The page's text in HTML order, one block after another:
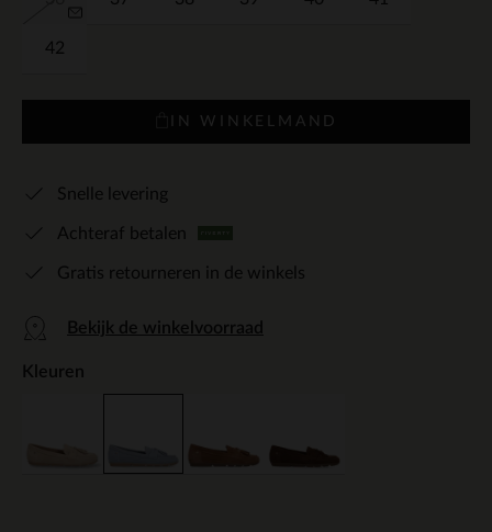
42
IN WINKELMAND
Snelle levering
Achteraf betalen
Gratis retourneren in de winkels
Bekijk de winkelvoorraad
Kleuren